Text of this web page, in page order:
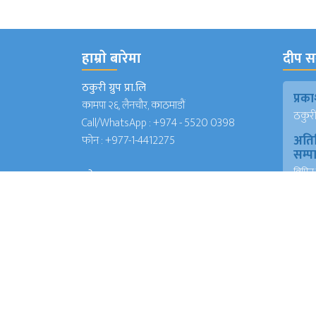
हाम्राे बारेमा
ठकुरी ग्रुप प्रा.लि
कामपा २६, लैनचौर, काठमाडौं
Call/WhatsApp :+974 - 5520 0398
फोन :+977-1-4412275
इमेल
दीप
ठकुरी